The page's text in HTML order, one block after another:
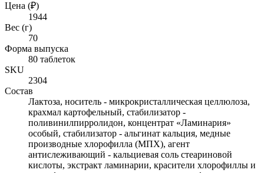
Цена (₽)
1944
Вес (г)
70
Форма выпуска
80 таблеток
SKU
2304
Состав
Лактоза, носитель - микрокристаллическая целлюлоза,
крахмал картофельный, стабилизатор -
поливинилпирролидон, концентрат «Ламинария»
особый, стабилизатор - альгинат кальция, медные
производные хлорофилла (МПХ), агент
антислеживающий - кальциевая соль стеариновой
кислоты, экстракт ламинарии, красители хлорофиллы и